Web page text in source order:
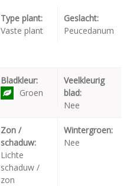
Type plant:
Vaste plant
Geslacht:
Peucedanum
Bladkleur:
Groen
Veelkleurig
blad:
Nee
Zon /
schaduw:
Lichte
schaduw /
zon
Wintergroen:
Nee